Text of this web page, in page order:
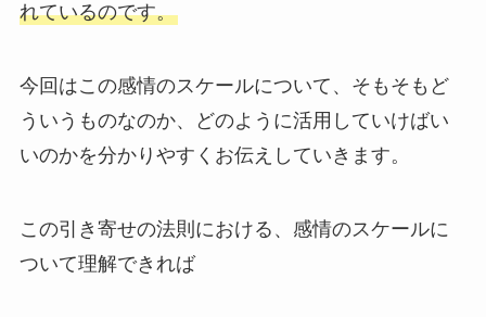
れているのです。
今回はこの感情のスケールについて、そもそもど
ういうものなのか、どのように活用していけばい
いのかを分かりやすくお伝えしていきます。
この引き寄せの法則における、感情のスケールに
ついて理解できれば